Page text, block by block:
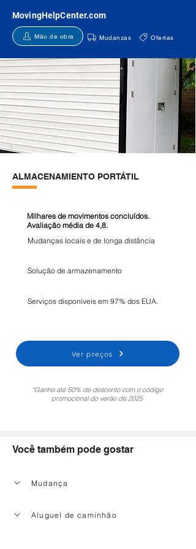
MovingHelpCenter.com
Mão de obra Mudanzas Ofertas
ALMACENAMIENTO PORTÁTIL
Milhares de movimentos concluídos.
Avaliação média de 4,8.
Mudanças locais e de longa distância
Solução de armazenamento
Serviços disponíveis em 97% dos EUA.
Ver preços
*Ganhe até 50% de desconto com o código
promocional do verão de 2025
Você também pode gostar
Mudança
Aluguel de caminhão